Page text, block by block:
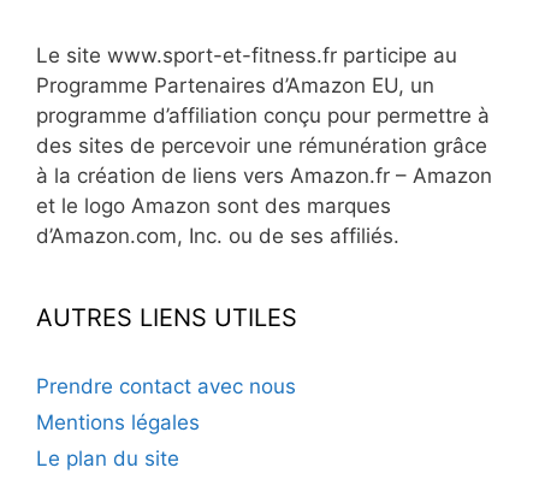
Le site www.sport-et-fitness.fr participe au
Programme Partenaires d’Amazon EU, un
programme d’affiliation conçu pour permettre à
des sites de percevoir une rémunération grâce
à la création de liens vers Amazon.fr – Amazon
et le logo Amazon sont des marques
d’Amazon.com, Inc. ou de ses affiliés.
AUTRES LIENS UTILES
Prendre contact avec nous
Mentions légales
Le plan du site